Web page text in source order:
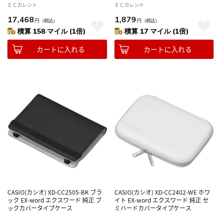
ＥＣカレント
17,468 円 （税込）
積算 158 マイル (1倍)
カートに入れる
ＥＣカレント
1,879 円 （税込）
積算 17 マイル (1倍)
カートに入れる
CASIO(カシオ) XD-CC2505-BK ブラ
ック EX-word エクスワード 純正 ブ
ックカバータイプケース
CASIO(カシオ) XD-CC2402-WE ホワ
イト EX-word エクスワード 純正 セ
ミハードカバータイプケース